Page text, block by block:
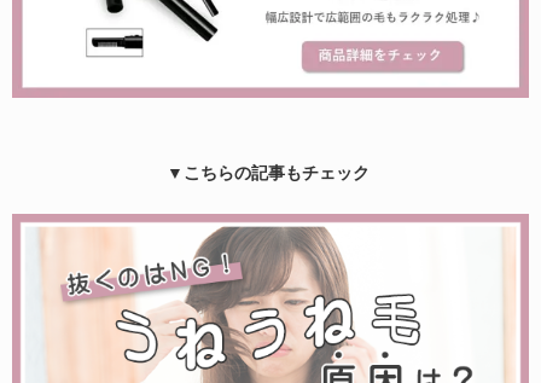
▼こちらの記事もチェック